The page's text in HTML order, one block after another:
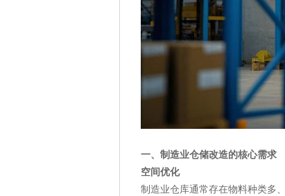
一、制造业仓储改造的核心需求
空间优化
制造业仓库通常存在物料种类多